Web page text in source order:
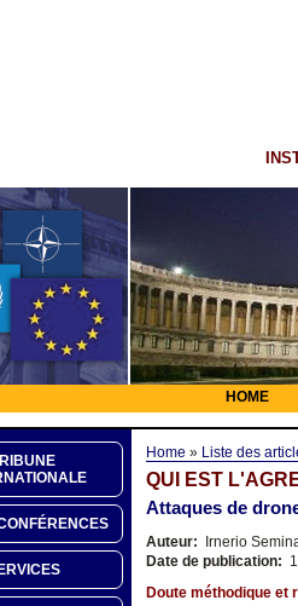
HOME
Home » Liste des
QUI EST
Attaques de
Auteur: Irnerio
Date de publication:
Doute méthodique et